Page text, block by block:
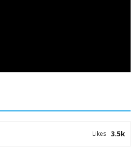
3.5k
Likes